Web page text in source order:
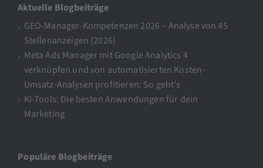
Aktuelle Blogbeiträge
GEO-Manager-Kompetenzen 2026 – Analyse von 45
Stellenanzeigen (2026)
Meta Ads Manager mit Google Analytics 4
verknüpfen und von automatisierten Kosten-
Umsatz-Analysen profitieren: So geht’s
KI-Tools: Die besten Anwendungen für dein
Marketing
Populäre Blogbeiträge